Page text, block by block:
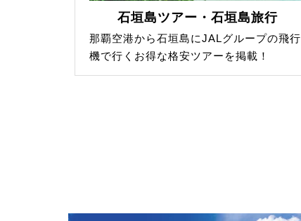
石垣島ツアー・石垣島旅行
那覇空港から石垣島にJALグループの飛行
機で行くお得な格安ツアーを掲載！